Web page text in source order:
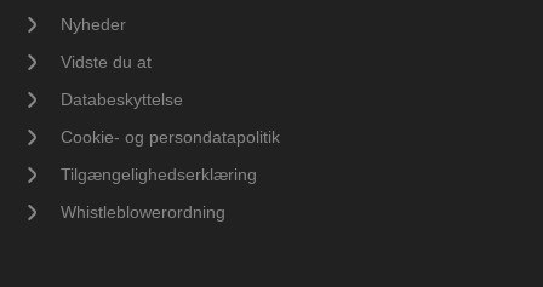
Nyheder
Vidste du at
Databeskyttelse
Cookie- og persondatapolitik
Tilgængelighedserklæring
Whistleblowerordning